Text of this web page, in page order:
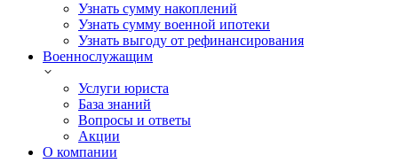
Узнать сумму накоплений
Узнать сумму военной ипотеки
Узнать выгоду от рефинансирования
Военнослужащим
Услуги юриста
База знаний
Вопросы и ответы
Акции
О компании